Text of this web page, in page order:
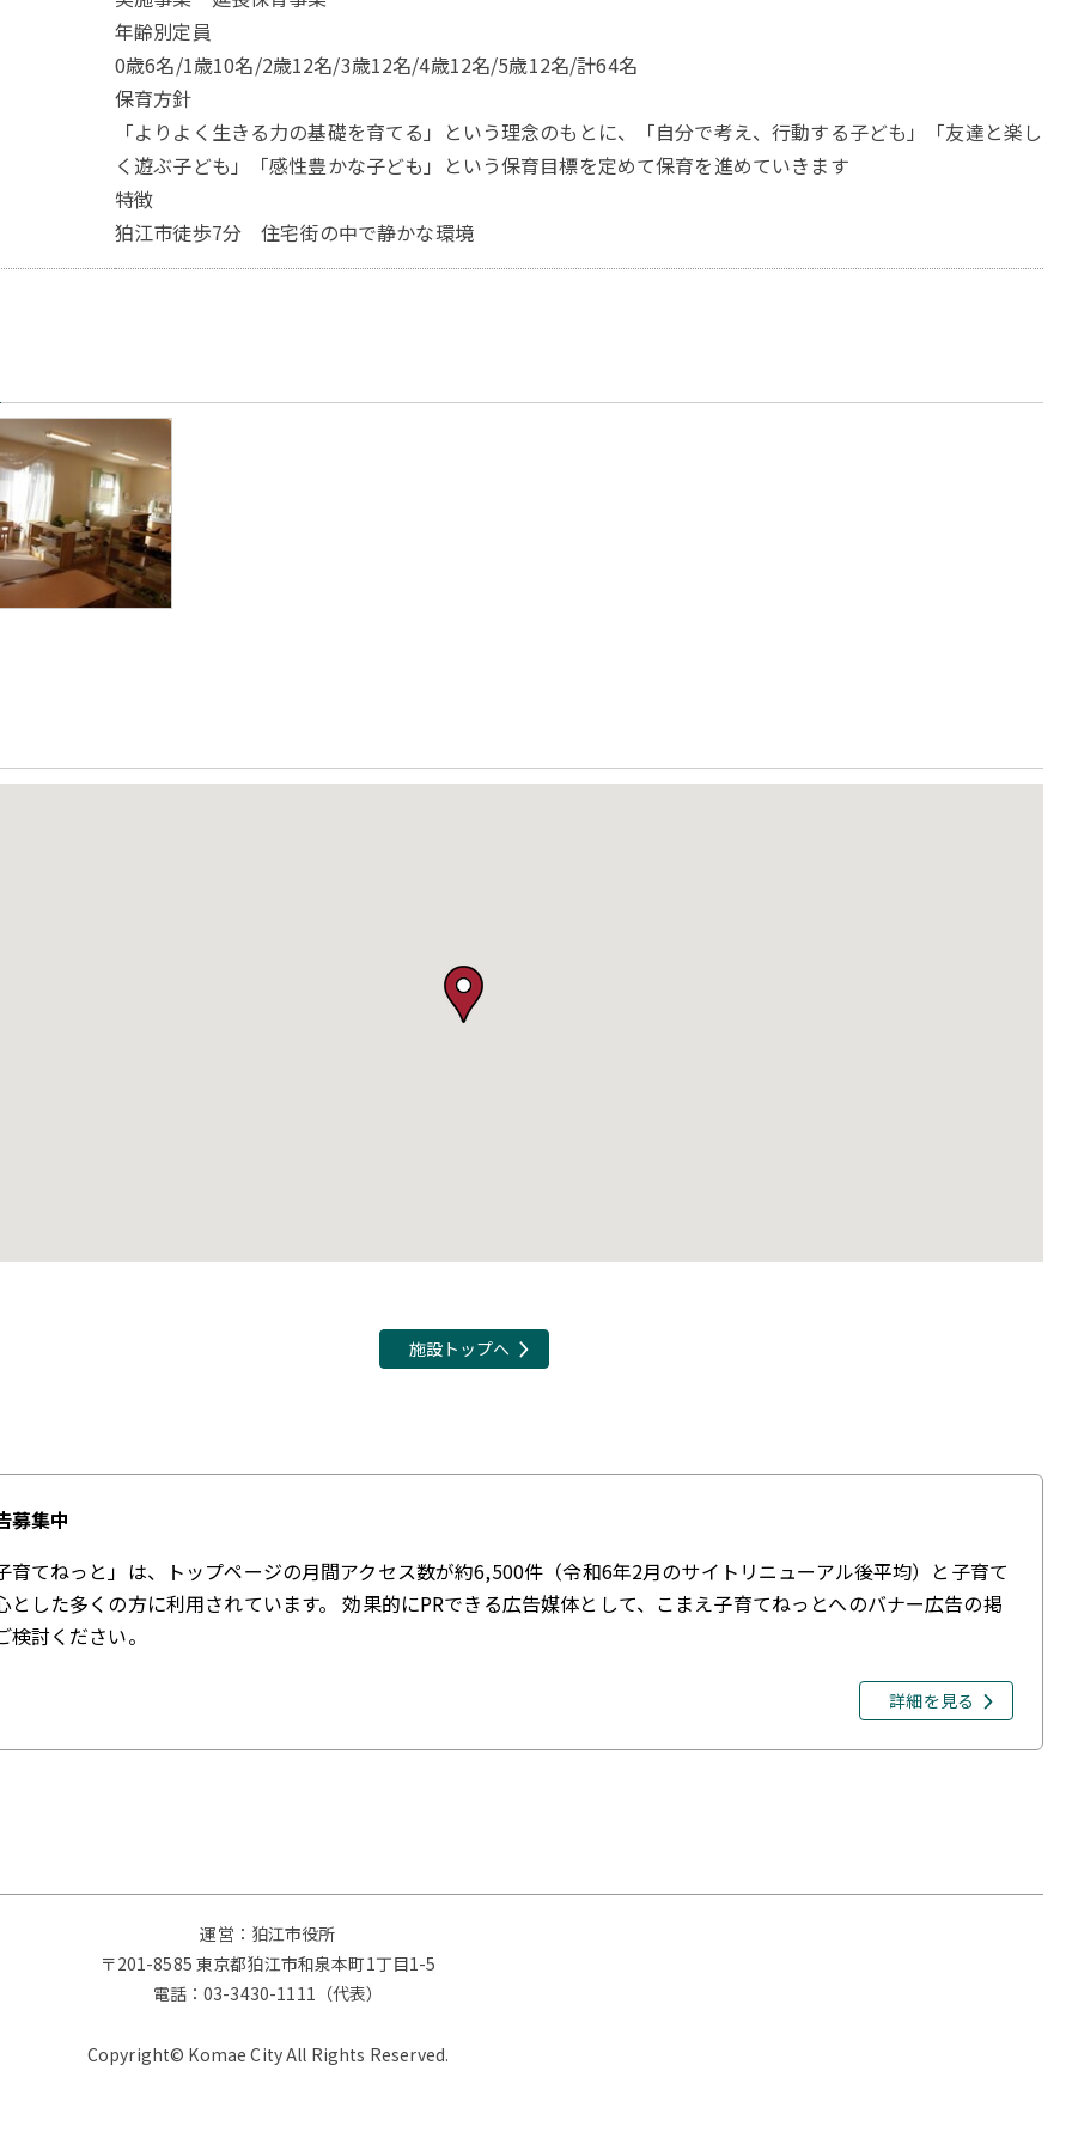
年齢別定員
0歳6名/1歳10名/2歳12名/3歳12名/4歳12名/5歳12名/計64名
保育方針
「よりよく生きる力の基礎を育てる」という理念のもとに、「自分で考え、行動する子ども」「友達と楽し
く遊ぶ子ども」「感性豊かな子ども」という保育目標を定めて保育を進めていきます
特徴
狛江市徒歩7分 住宅街の中で静かな環境
施設トップへ
募集中
育てねっと」は、トップページの月間アクセス数が約6,500件（令和6年2月のサイトリニューアル後平均）と子育て
とした多くの方に利用されています。 効果的にPRできる広告媒体として、こまえ子育てねっとへのバナー広告の掲
討ください。
詳細を見る
運営：狛江市役所
〒201-8585 東京都狛江市和泉本町1丁目1-5
電話：03-3430-1111（代表）
Copyright© Komae City All Rights Reserved.